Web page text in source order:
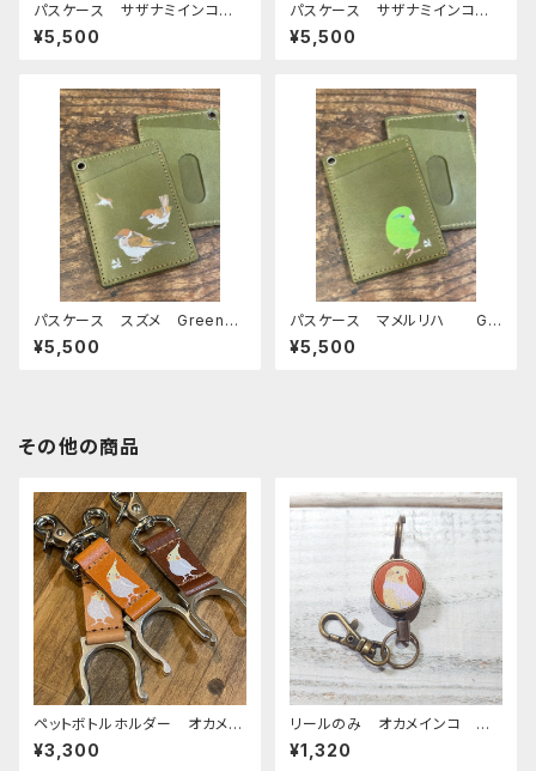
パスケース サザナミインコ 2
羽 ノーマル コバルト ブラウ
ン Brown さざなみいんこ
¥5,500
パスケース サザナミインコ
ブルー さざなみいんこ ネイ
ビー 栃木レザー
¥5,500
パスケース スズメ Green
グリーン 雀 すずめ 栃木レ
ザー
¥5,500
パスケース マメルリハ Gr
een グリーン まめるりは
栃木レザー
¥5,500
その他の商品
ペットボトルホルダー オカメイ
ンコ シナモンパール 栃木レ
ザー ぽわんシリーズ
¥3,300
リールのみ オカメインコ ル
チノー レッドブラウン おかめ
いんこ
¥1,320